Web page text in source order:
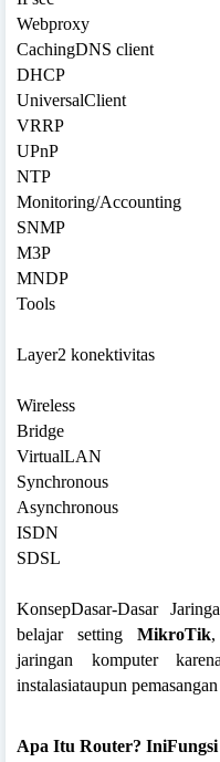
Webproxy
CachingDNS client
DHCP
UniversalClient
VRRP
UPnP
NTP
Monitoring/Accounting
SNMP
M3P
MNDP
Tools
Layer2 konektivitas
Wireless
Bridge
VirtualLAN
Synchronous
Asynchronous
ISDN
SDSL
KonsepDasar-Dasar
belajar setting MikroTik,
jaringan komputer
instalasiataupun pemasangan
Apa Itu Router?